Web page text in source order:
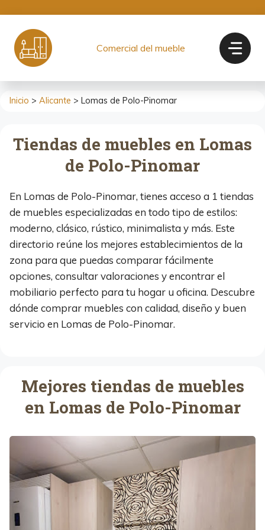
contenido
Comercial del mueble
Inicio > Alicante > Lomas de Polo-Pinomar
Tiendas de muebles en Lomas
de Polo-Pinomar
En Lomas de Polo-Pinomar, tienes acceso a 1 tiendas
de muebles especializadas en todo tipo de estilos:
moderno, clásico, rústico, minimalista y más. Este
directorio reúne los mejores establecimientos de la
zona para que puedas comparar fácilmente
opciones, consultar valoraciones y encontrar el
mobiliario perfecto para tu hogar u oficina. Descubre
dónde comprar muebles con calidad, diseño y buen
servicio en Lomas de Polo-Pinomar.
Mejores tiendas de muebles
en Lomas de Polo-Pinomar
D
C
M